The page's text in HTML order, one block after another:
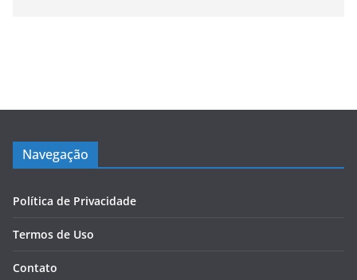
Navegação
Política de Privacidade
Termos de Uso
Contato